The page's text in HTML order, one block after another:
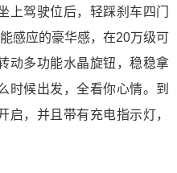
上驾驶位后，轻踩刹车四门
感应的豪华感，在20万级可
动多功能水晶旋钮，稳稳拿
时候出发，全看你心情。到
启，并且带有充电指示灯，